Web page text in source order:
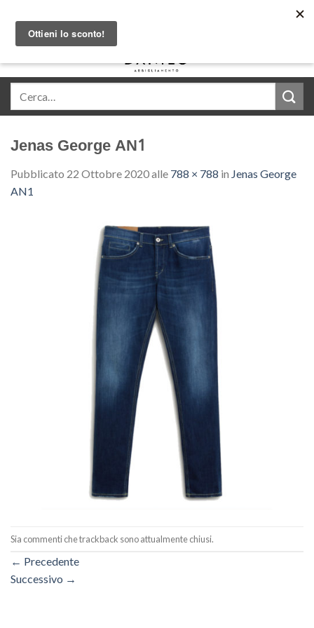
content
Jenas George AN1
Pubblicato 22 Ottobre 2020alle 788 × 788 in Jenas George
AN1
Sia commenti che trackback sono attualmente chiusi.
← Precedente
Successivo →